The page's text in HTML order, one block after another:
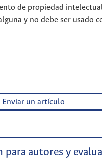
de propiedad
y no debe ser usado
Enviar un artículo
para autores y